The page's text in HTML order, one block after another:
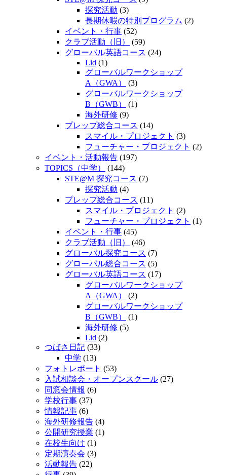
探究活動 (3)
長期休暇の特別プログラム (2)
イベント・行事 (52)
クラブ活動（旧）
(59)
グローバル英語コース (24)
Lid (1)
グローバルワークショップ
A（GWA）
(3)
グローバルワークショップ
B（GWB）
(1)
海外研修 (9)
プレップ総合コース (14)
スマイル・プロジェクト (3)
フューチャー・プロジェクト (2)
イベント・活動報告 (197)
TOPICS（中学）
(144)
STE@M 探究コース (7)
探究活動 (4)
プレップ総合コース (11)
スマイル・プロジェクト (2)
フューチャー・プロジェクト (1)
イベント・行事 (45)
クラブ活動（旧）
(46)
グローバル探究コース (7)
グローバル総合コース (5)
グローバル英語コース (17)
グローバルワークショップ
A（GWA）
(2)
グローバルワークショップ
B（GWB）
(1)
海外研修 (5)
Lid (2)
つばさ日記 (33)
中学 (13)
フォトレポート (53)
入試相談会・オープンスクール (27)
同窓会情報 (6)
学校行事 (37)
情報記事 (6)
海外研修報告 (4)
公開研究授業 (1)
在校生向け (1)
定期演奏会 (3)
活動報告 (22)